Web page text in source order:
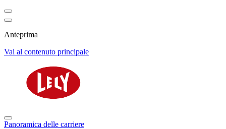
Anteprima
Vai al contenuto principale
Panoramica delle carriere